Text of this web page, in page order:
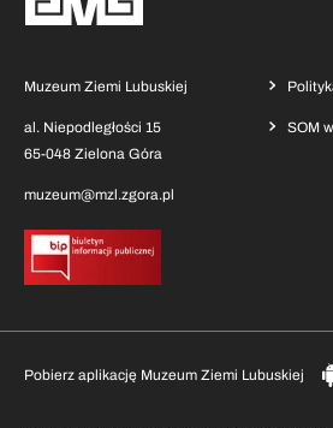
Muzeum Ziemi Lubuskiej
al. Niepodległości 15
65-048 Zielona Góra
muzeum@mzl.zgora.pl
SOM
Pobierz aplikację Muzeum Ziemi Lubuskiej